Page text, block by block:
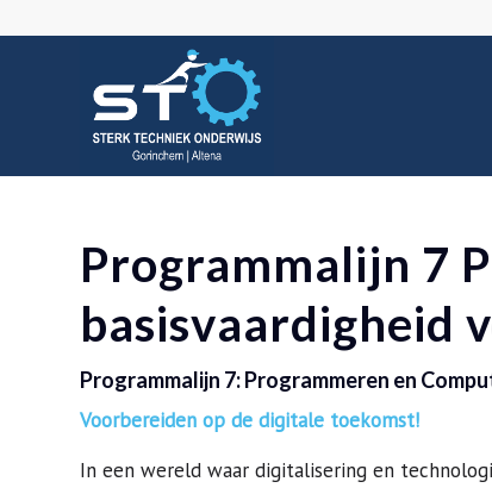
Programmalijn 7
basisvaardigheid
Programmalijn 7: Programmeren en
Voorbereiden op de digitale toekomst!
In een wereld waar digitalisering en